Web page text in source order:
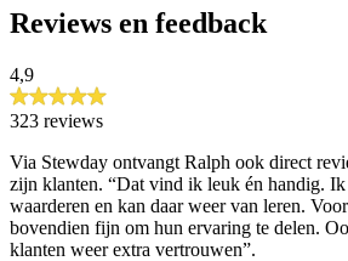
Reviews en feedback
4,9
323 reviews
Via Stewday ontvangt Ralph ook direct
zijn klanten. “Dat vind ik leuk én handig. Ik
waarderen en kan daar weer van leren.
bovendien fijn om hun ervaring te delen.
klanten weer extra vertrouwen”.